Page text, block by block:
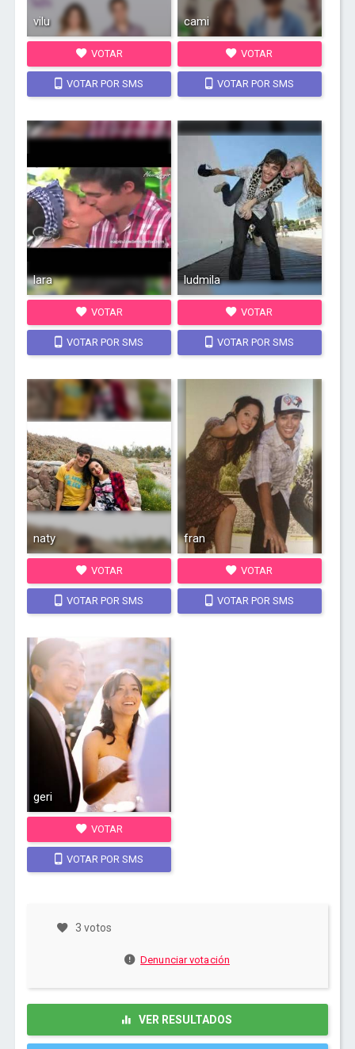
vilu
VOTAR
VOTAR POR SMS
cami
VOTAR
VOTAR POR SMS
lara
VOTAR
VOTAR POR SMS
ludmila
VOTAR
VOTAR POR SMS
naty
VOTAR
VOTAR POR SMS
fran
VOTAR
VOTAR POR SMS
geri
VOTAR
VOTAR POR SMS
3 votos
Denunciar votación
VER RESULTADOS